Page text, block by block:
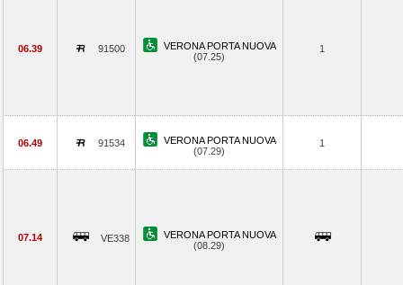
06.39 91500
VERONA PORTA NUOVA
(07.25)
1
06.49 91534
VERONA PORTA NUOVA
(07.29)
1
07.14 VE338
VERONA PORTA NUOVA
(08.29)